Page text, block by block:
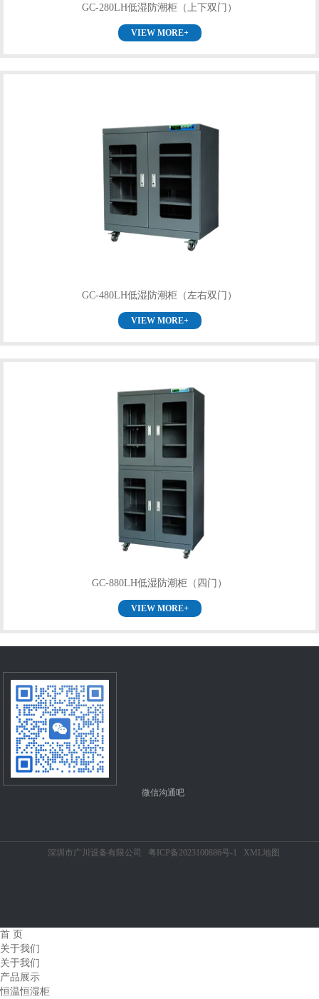
GC-280LH低湿防潮柜（上下双门）
VIEW MORE+
GC-480LH低湿防潮柜（左右双门）
VIEW MORE+
GC-880LH低湿防潮柜（四门）
VIEW MORE+
微信沟通吧
深圳市广川设备有限公司 粤ICP备2023100886号-1 XML地图
首 页
关于我们
关于我们
产品展示
恒温恒湿柜